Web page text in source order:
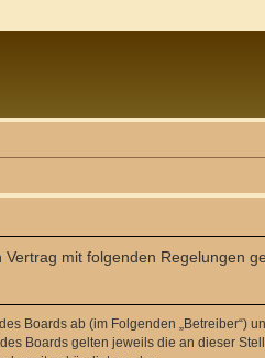
mit folgenden Regelungen
Boards ab (im Folgenden
Boards gelten jeweils die an dieser